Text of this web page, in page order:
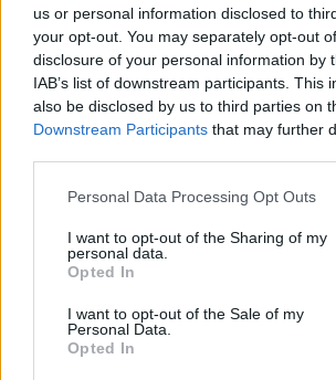
us or personal information disclosed to
your opt-out. You may separately opt-out
disclosure of your personal information by
IAB’s list of downstream participants. This
also be disclosed by us to third parties on
Downstream Participants that may further
Please note that this website/app uses one
not limited to your visit or usage behaviour.
grant or deny consent to Google and its
use your data for below specified purposes
consent section.
Personal Data Processing Opt Outs
I want to opt-out of the Sharing of my
personal data.
Opted In
I want to opt-out of the Sale of my
Personal Data.
Opted In
TEMI: Judo Club La Maddalena
Judo Giovanile La Maddalena
Judo
Kan Judo Olbia
Notizie La Maddalena
Inviaci le tue
i tuoi video e le
Su WhatsApp al